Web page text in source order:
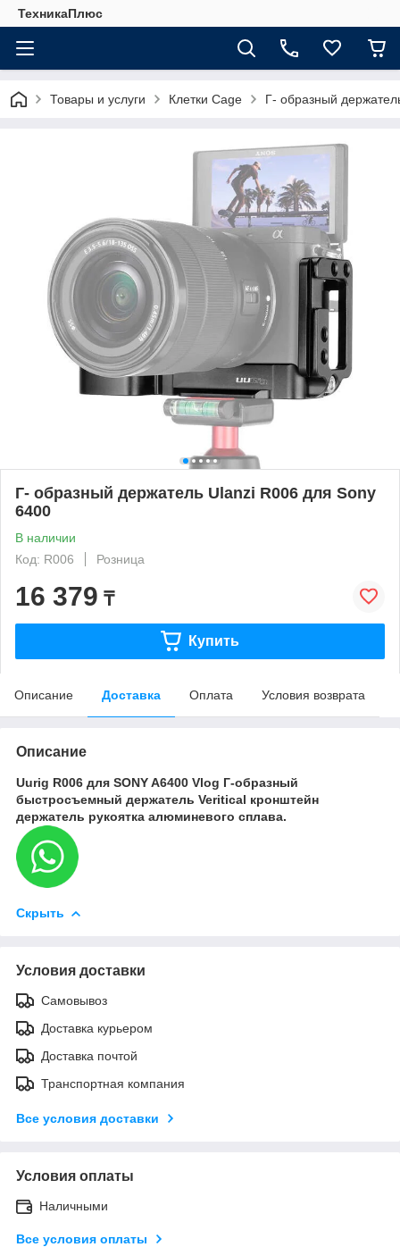
ТехникаПлюс
Товары и услуги Клетки Cage Г- образный
Г- образный держатель Ulanzi R006 для Sony
6400
В наличии
Код: R006
Розница
16 379 ₸
Купить
Описание Доставка Оплата Условия возврата
Описание
Uurig R006 для SONY A6400 Vlog Г-образный
быстросъемный держатель Veritical кронштейн
держатель рукоятка алюминевого сплава.
Скрыть
Условия доставки
Самовывоз
Доставка курьером
Доставка почтой
Транспортная компания
Все условия доставки
Условия оплаты
Наличными
Все условия оплаты